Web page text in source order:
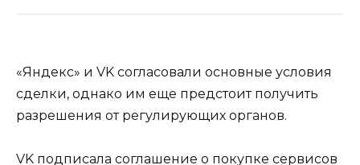
«Яндекс» и VK согласовали основные условия
сделки, однако им еще предстоит получить
разрешения от регулирующих органов.
VK подписала соглашение о покупке сервисов